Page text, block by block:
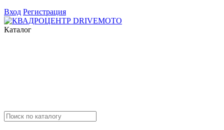
Вход Регистрация
Каталог